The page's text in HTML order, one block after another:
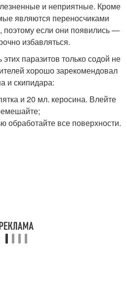
и неприятные. Кроме
являются переносчиками
поэтому если они появились —
избавляться.
паразитов только содой не
хорошо зарекомендовал
и скипидара:
и 20 мл. керосина. Влейте
обработайте все поверхности.